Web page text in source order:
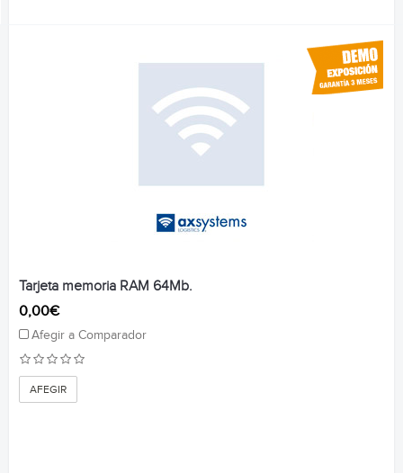
Tarjeta memoria RAM 64Mb.
0,00€
Afegir a Comparador
AFEGIR